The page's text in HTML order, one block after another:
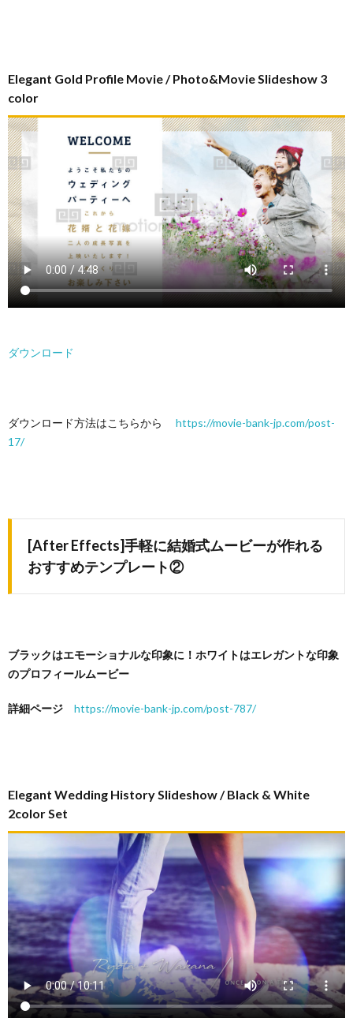
Elegant Gold Profile Movie / Photo&Movie Slideshow 3
color
ダウンロード
ダウンロード方法はこちらから https://movie-bank-jp.com/post-
17/
[After Effects]手軽に結婚式ムービーが作れる
おすすめテンプレート②
ブラックはエモーショナルな印象に！ホワイトはエレガントな印象
のプロフィールムービー
詳細ページ https://movie-bank-jp.com/post-787/
Elegant Wedding History Slideshow / Black & White
2color Set